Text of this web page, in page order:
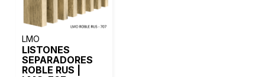
LMO
LISTONES
SEPARADORES
ROBLE RUS |